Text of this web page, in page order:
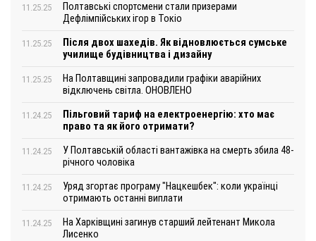
11.25.25
Полтавські спортсмени стали призерами
Дефлімпійських ігор в Токіо
11.25.25
Після двох шахедів. Як відновлюється сумське
училище будівництва і дизайну
11.25.25
На Полтавщині запровадили графіки аварійних
відключень світла. ОНОВЛЕНО
11.24.25
Пільговий тариф на електроенергію: хто має
право та як його отримати?
11.24.25
У Полтавській області вантажівка на смерть збила 48-
річного чоловіка
11.24.25
Уряд згортає програму "Нацкешбек": коли українці
отримають останні виплати
11.24.25
На Харківщині загинув старший лейтенант Микола
Лисенко